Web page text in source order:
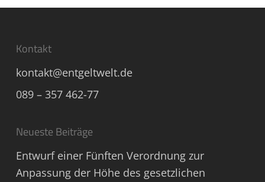
Kontakt
kontakt@entgeltwelt.de
089 – 357 462-77
Neueste Beiträge
Entwurf einer Fünften Verordnung zur
Anpassung der Höhe des gesetzlichen